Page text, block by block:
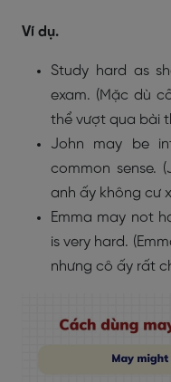
Ví dụ.
Study hard as
exam. (Mặc dù
thể vượt qua bài
John may be
common sense.
anh ấy không cư
Emma may not
is very hard.
nhưng cô ấy rất